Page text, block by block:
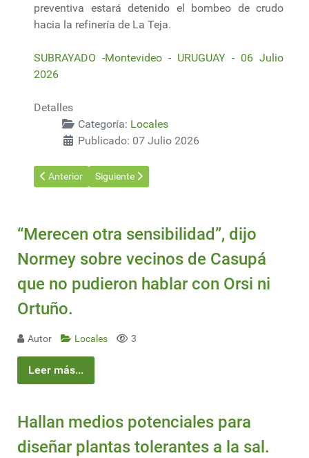
preventiva estará detenido el bombeo de crudo
hacia la refinería de La Teja.
SUBRAYADO -Montevideo - URUGUAY - 06 Julio
2026
Detalles
Categoría: Locales
Publicado: 07 Julio 2026
Artículo anterior: Paro de funcionarios de entes públicos este
Anterior Artículo siguiente: Movida gerencial: nuevo
Siguiente
“Merecen otra sensibilidad”, dijo
Normey sobre vecinos de Casupá
que no pudieron hablar con Orsi ni
Ortuño.
Autor Locales 3
Leer más...
Hallan medios potenciales para
diseñar plantas tolerantes a la sal.